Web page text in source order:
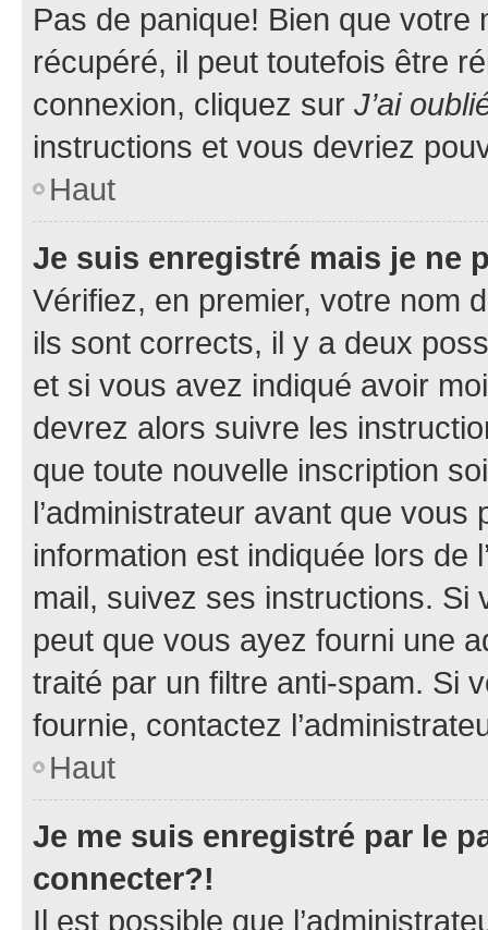
Pas de panique! Bien que
récupéré, il peut toutefois être
connexion, cliquez sur J’ai
instructions et vous devriez
Haut
Je suis enregistré mais je ne
Vérifiez, en premier, votre nom
ils sont corrects, il y a deux
et si vous avez indiqué avoir
devrez alors suivre les
que toute nouvelle inscription
l’administrateur avant que
information est indiquée lors de
mail, suivez ses instructions. Si
peut que vous ayez fourni une
traité par un filtre anti-spam. Si
fournie, contactez
Haut
Je me suis enregistré par le
connecter?!
Il est possible que